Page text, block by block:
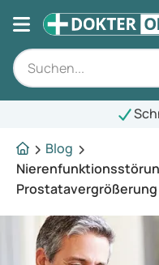
Blog
Prostatavergrößerung